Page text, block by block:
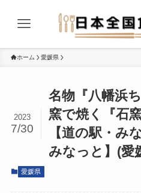
ホーム 愛媛県
名物『八幡浜
窯で焼く『石
【道の駅・み
みなっと】(愛
2023
7/30
愛媛県